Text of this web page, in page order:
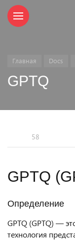
Главная Docs
GPTQ
58
GPTQ
Определение
GPTQ (GPTQ) —
технология